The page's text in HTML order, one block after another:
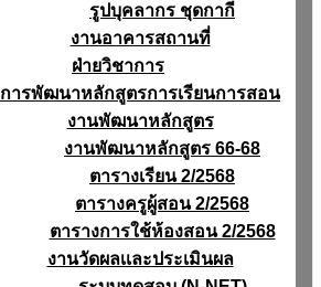
รูปบุคลากร ชุดกากี
งานอาคารสถานที่
ฝ่ายวิชาการ
การพัฒนาหลักสูตรการเรียนการสอน
งานพัฒนาหลักสูตร
งานพัฒนาหลักสูตร 66-68
ตารางเรียน 2/2568
ตารางครูผู้สอน 2/2568
ตารางการใช้ห้องสอน 2/2568
งานวัดผลเเละประเมินผล